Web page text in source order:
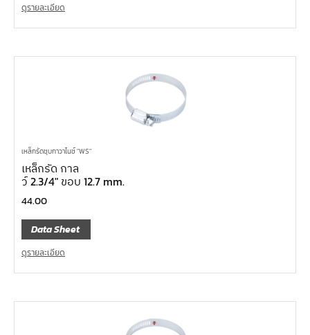
ดูรายละเอียด
เหล็กรัดชุบกาวาไนซ์ "WS"
เหล็กรัด กาล
ว์ 2.3/4″ ขอบ 12.7 mm.
44.00
Data Sheet
ดูรายละเอียด